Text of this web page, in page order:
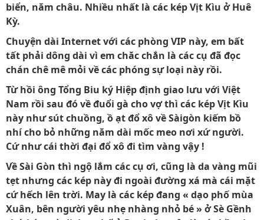
biển, năm châu. Nhiều nhất là các kép Vịt Kìu ở Huê
Kỳ.
Chuyện dài Internet với các phòng VIP này, em bất
tất phải dông dài vì em chăc chắn là các cụ đã đọc
chán chê mê mỏi về các phóng sự loại này rồi.
Từ hồi ông Tổng Biu ký Hiệp định giao lưu với Việt
Nam rồi sau đó về đuổi gà cho vợ thì các kép Vịt Kìu
này như sút chuồng, ồ ạt đổ xô về Sàigòn kiếm bồ
nhí cho bỏ những năm dài mốc meo nơi xứ người.
Cứ như cái thời đại đổ xô đi tìm vàng vậy !
Về Sài Gòn thì ngộ lắm các cụ ơi, cũng là da vàng mũi
tẹt nhưng các kép này đi ngoài đường xá mà cái mặt
cứ hếch lên trời. May là các kép đang « dạo phố mùa
Xuân, bên người yêu nhẹ nhàng nhỏ bé » ở Sè Gềnh